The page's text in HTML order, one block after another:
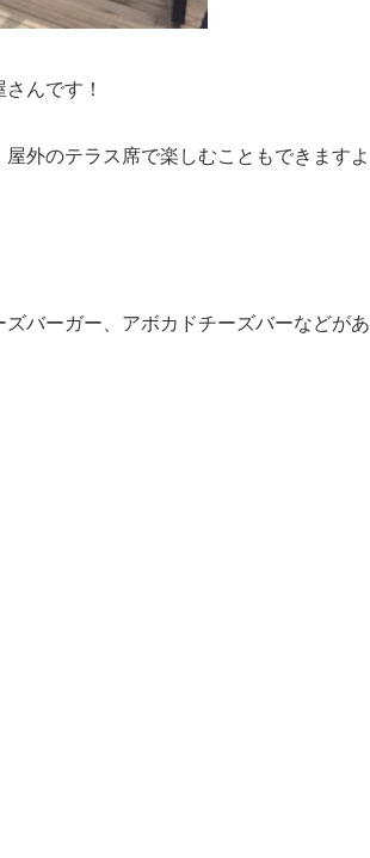
んです！
外のテラス席で楽しむこともできますよ
バーガー、アボカドチーズバーなどがあ